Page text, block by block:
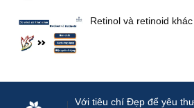
Retinol và retinoid
Với tiêu chí Đẹp để yêu